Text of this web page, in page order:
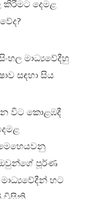
කිරීමට දෙමළ
මාධ්‍යවේදීහු
සඳහා සිය
විට කොළඹදී
ඔවුන්ගේ පූර්ණ
හට